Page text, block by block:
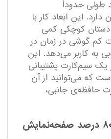
طولی حدوداً
۱۶۸ گرم وزن دارد. این ابعاد کار با
دستان کوچکی کمی
گوشی در زمان در
کاربر می‌دهد. این
سیم‌کارت پشتیبانی
که می‌توانید از آن
حافظه‌ی جانبی،
صفحه‌نمایش؛ نسبت ۸۰ درصد صفحه‌نمایش